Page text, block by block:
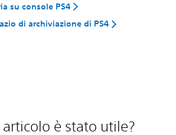
su console PS4
di archiviazione di PS4
è stato utile?